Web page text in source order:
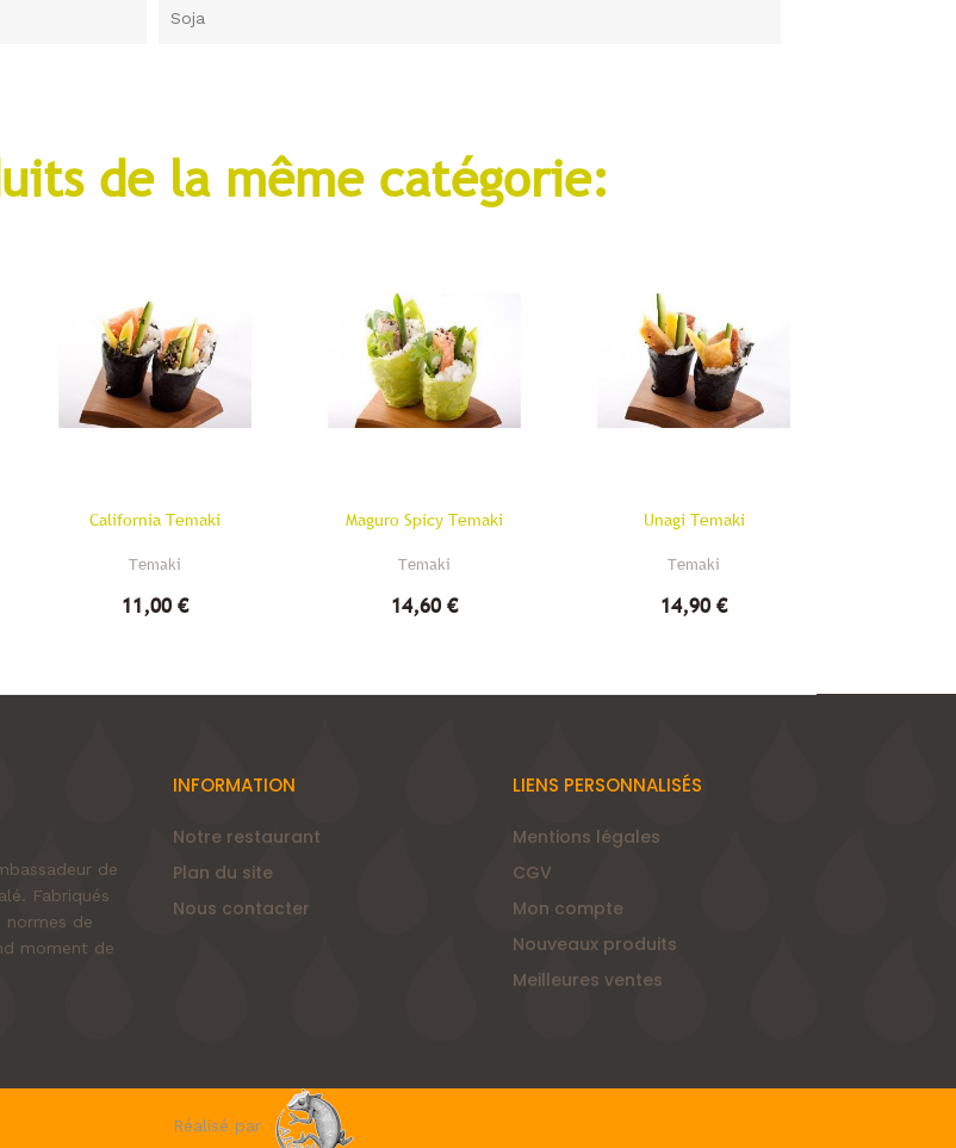
Soja
de la même catégorie:
California Temaki
Temaki
11,00 €
Maguro Spicy Temaki
Temaki
14,60 €
Unagi Temaki
Temaki
14,90 €
de
Fabriqués
de
moment de
INFORMATION
Notre restaurant
Plan du site
Nous contacter
LIENS PERSONNALISÉS
Mentions légales
CGV
Mon compte
Nouveaux produits
Meilleures ventes
Réalisé par